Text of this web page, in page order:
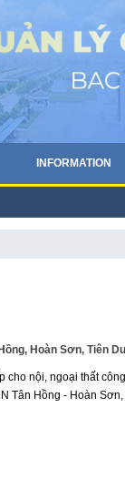
INFORMATION
Hoàn Sơn, Tiên
cho nội, ngoại thất
Tân Hồng - Hoàn